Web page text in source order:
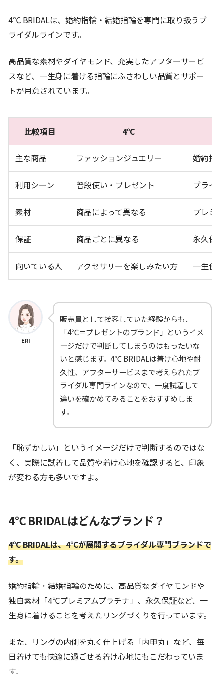
4℃ BRIDALは、婚約指輪・結婚指輪を専門に取り扱うブ
ライダルラインです。
高品質な素材やダイヤモンド、充実したアフターサービ
スなど、一生身に着ける指輪にふさわしい品質とサポー
トが用意されています。
比較項目 4℃
主な商品 ファッションジュエリー 婚約指
利用シーン 普段使い・プレゼント ブライ
素材 商品によって異なる プレミ
保証 商品ごとに異なる 永久保
向いている人 アクセサリーを楽しみたい方 一生使
ERI
販売員として接客していた経験からも、
「4℃＝プレゼントのブランド」というイメ
ージだけで判断してしまうのはもったいな
いと感じます。4℃ BRIDALは着け心地や耐
久性、アフターサービスまで考えられたブ
ライダル専門ラインなので、一度試着して
違いを確かめてみることをおすすめしま
す。
「恥ずかしい」というイメージだけで判断するのではな
く、実際に試着して品質や着け心地を確認すると、印象
が変わる方も多いですよ。
4℃ BRIDALはどんなブランド？
4℃ BRIDALは、4℃が展開するブライダル専門ブランドで
す。
婚約指輪・結婚指輪のために、高品質なダイヤモンドや
独自素材「4℃プレミアムプラチナ」、永久保証など、一
生身に着けることを考えたリングづくりを行っています。
また、リングの内側を丸く仕上げる「内甲丸」など、毎
日着けても快適に過ごせる着け心地にもこだわっていま
す。